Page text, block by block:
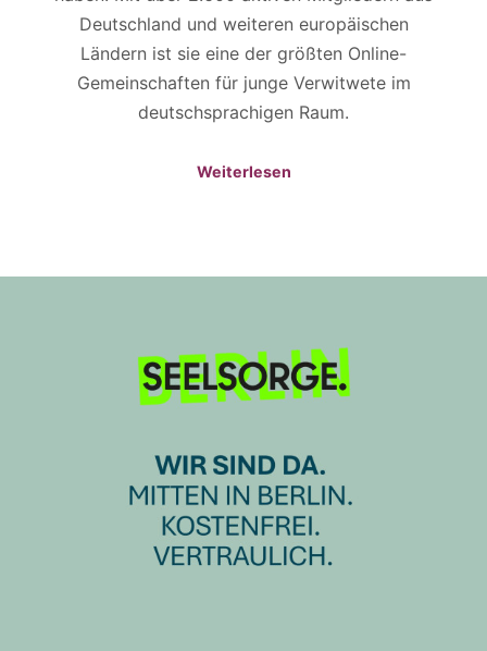
Deutschland und weiteren europäischen
Ländern ist sie eine der größten Online-
Gemeinschaften für junge Verwitwete im
deutschsprachigen Raum.
Weiterlesen